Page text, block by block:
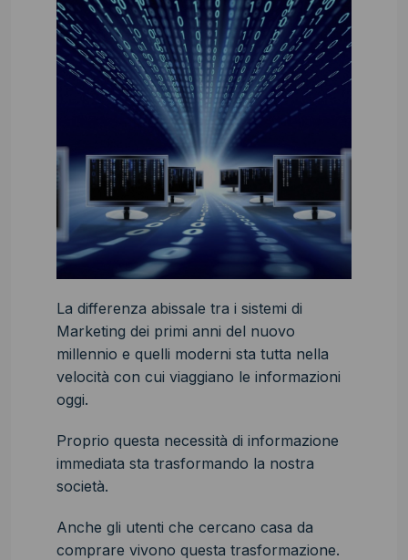
La differenza abissale tra i sistemi di
Marketing dei primi anni del nuovo
millennio e quelli moderni sta tutta nella
velocità con cui viaggiano le informazioni
oggi.
Proprio questa necessità di informazione
immediata sta trasformando la nostra
società.
Anche gli utenti che cercano casa da
comprare vivono questa trasformazione.